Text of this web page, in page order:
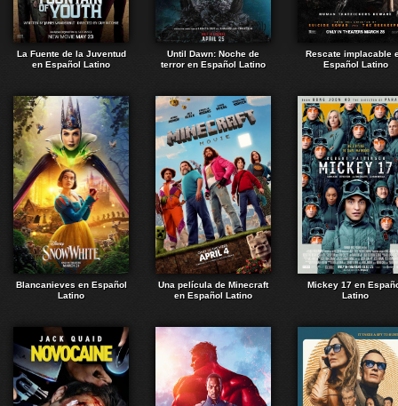
La Fuente de la Juventud
en Español Latino
Until Dawn: Noche de
terror en Español Latino
Rescate implacable
Español Latino
Blancanieves en Español
Latino
Una película de Minecraft
en Español Latino
Mickey 17 en
Latino